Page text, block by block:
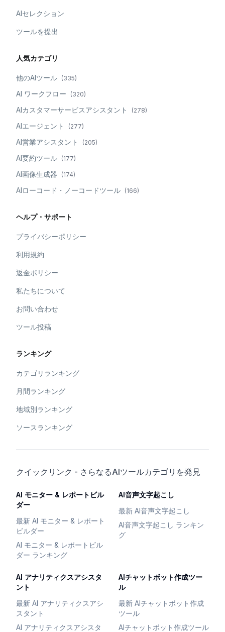
AIセレクション
ツールを提出
人気カテゴリ
他のAIツール (335)
AI ワークフロー (320)
AIカスタマーサービスアシスタント (278)
AIエージェント (277)
AI営業アシスタント (205)
AI要約ツール (177)
AI画像生成器 (174)
AIローコード・ノーコードツール (166)
ヘルプ・サポート
プライバシーポリシー
利用規約
返金ポリシー
私たちについて
お問い合わせ
ツール投稿
ランキング
カテゴリランキング
月間ランキング
地域別ランキング
ソースランキング
クイックリンク - さらなるAIツールカテゴリを発見
AI モニター & レポートビル
ダー
最新 AI モニター & レポート
ビルダー
AI モニター & レポートビル
ダー ランキング
AI音声文字起こし
最新 AI音声文字起こし
AI音声文字起こし ランキン
グ
AI アナリティクスアシスタ
ント
最新 AI アナリティクスアシ
スタント
AI アナリティクスアシスタ
AIチャットボット作成ツー
ル
最新 AIチャットボット作成
ツール
AIチャットボット作成ツール